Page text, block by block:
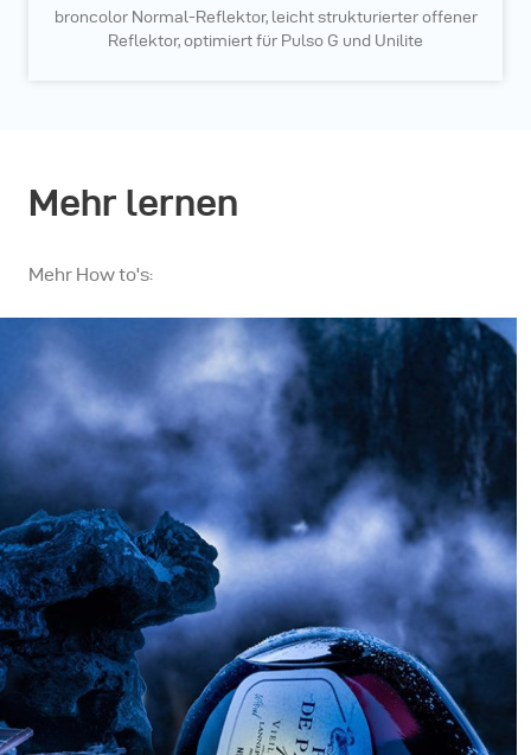
broncolor Normal-Reflektor, leicht strukturierter offener
Reflektor, optimiert für Pulso G und Unilite
Mehr lernen
Mehr How to's: